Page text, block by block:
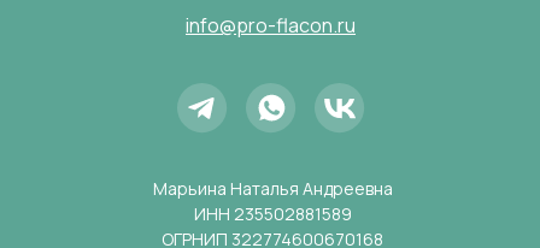
info@pro-flacon.ru
Марьина Наталья Андреевна
ИНН 235502881589
ОГРНИП 322774600670168